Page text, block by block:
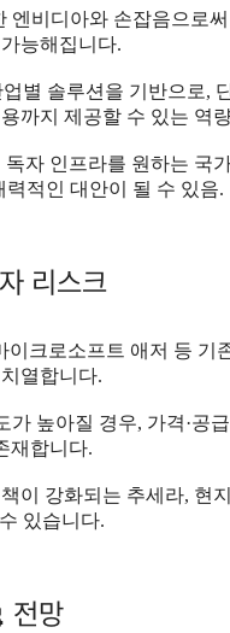
엔비디아와 손잡음으로
능해집니다.
별 솔루션을 기반으로,
까지 제공할 수 있는 역
독자 인프라를 원하는 국
적인 대안이 될 수 있음.
리스크
이크로소프트 애저 등 기
열합니다.
가 높아질 경우, 가격·공
재합니다.
이 강화되는 추세라, 현
있습니다.
전망